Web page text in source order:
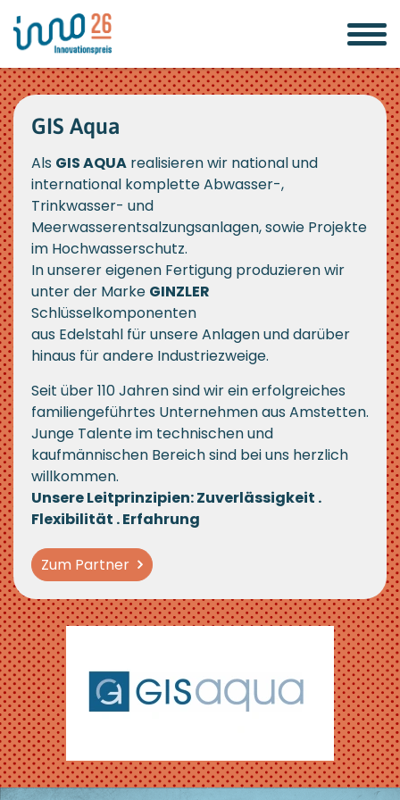
Seitenbereiche:
Inhalt
Hauptnavigation
Footernavigation
GIS Aqua
Als GIS AQUA realisieren wir national und
international komplette Abwasser-,
Trinkwasser- und
Meerwasserentsalzungsanlagen, sowie Projekte
im Hochwasserschutz.
In unserer eigenen Fertigung produzieren wir
unter der Marke GINZLER
Schlüsselkomponenten
aus Edelstahl für unsere Anlagen und darüber
hinaus für andere Industriezweige.
Seit über 110 Jahren sind wir ein erfolgreiches
familiengeführtes Unternehmen aus Amstetten.
Junge Talente im technischen und
kaufmännischen Bereich sind bei uns herzlich
willkommen.
Unsere Leitprinzipien: Zuverlässigkeit .
Flexibilität . Erfahrung
Zum Partner